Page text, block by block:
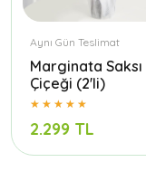
Aynı Gün Teslimat
Marginata Saksı
Çiçeği (2'li)
2.299 TL